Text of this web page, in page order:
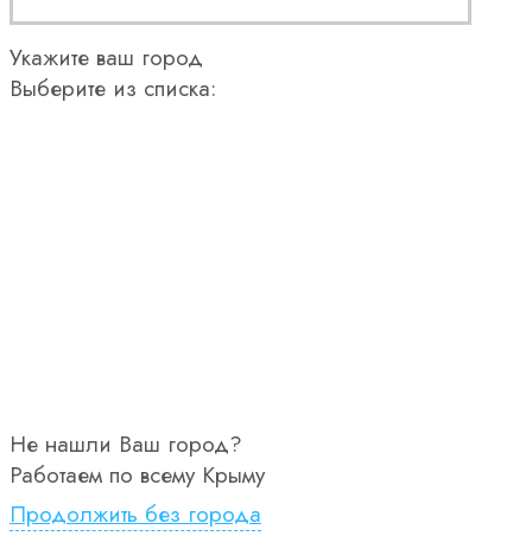
Укажите ваш город
Выберите из списка:
Не нашли Ваш город?
Работаем по всему Крыму
Продолжить без города